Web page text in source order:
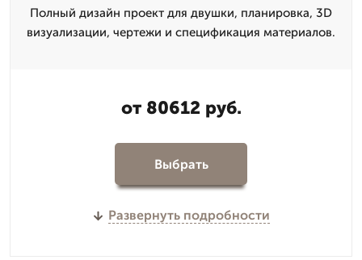
Полный дизайн проект для двушки, планировка, 3D
визуализации, чертежи и спецификация материалов.
от 80612 руб.
Выбрать
Развернуть подробности